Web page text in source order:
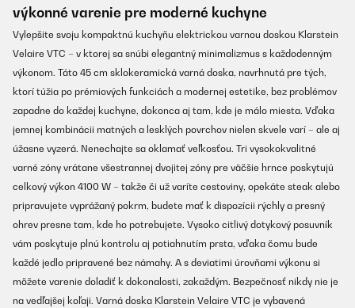
výkonné varenie pre moderné kuchyne
Vylepšite svoju kompaktnú kuchyňu elektrickou varnou doskou Klarstein
Velaire VTC – v ktorej sa snúbi elegantný minimalizmus s každodenným
výkonom. Táto 45 cm sklokeramická varná doska, navrhnutá pre tých,
ktorí túžia po prémiových funkciách a modernej estetike, bez problémov
zapadne do každej kuchyne, dokonca aj tam, kde je málo miesta. Vďaka
jemnej kombinácii matných a lesklých povrchov nielen skvele varí – ale aj
úžasne vyzerá. Nenechajte sa oklamať veľkosťou. Tri vysokokvalitné
varné zóny vrátane všestrannej dvojitej zóny pre väčšie hrnce poskytujú
celkový výkon 4100 W – takže či už varíte cestoviny, opekáte steak alebo
pripravujete vyprážaný pokrm, budete mať k dispozícii rýchly a presný
ohrev presne tam, kde ho potrebujete. Vysoko citlivý dotykový posuvník
vám poskytuje plnú kontrolu aj potiahnutím prsta, vďaka čomu bude
každé jedlo pripravené bez námahy. A s deviatimi úrovňami výkonu si
môžete varenie doladiť k dokonalosti, zakaždým. Bezpečnosť nikdy nie je
na vedľajšej koľaji. Varná doska Klarstein Velaire VTC je vybavená